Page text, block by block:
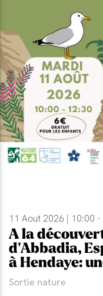
11 Aout 2026 | 10:00 -
A la
d'Abbadia,
à Hendaye:
Sortie nature